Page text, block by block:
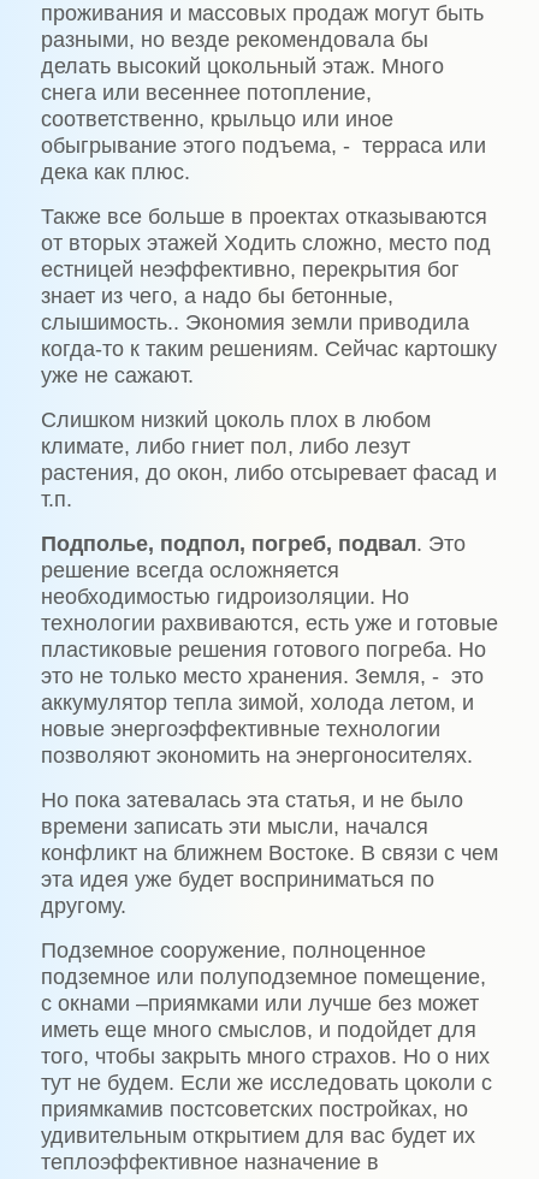
проживания и массовых продаж могут быть
разными, но везде рекомендовала бы
делать высокий цокольный этаж. Много
снега или весеннее потопление,
соответственно, крыльцо или иное
обыгрывание этого подъема, - терраса или
дека как плюс.
Также все больше в проектах отказываются
от вторых этажей Ходить сложно, место под
естницей неэффективно, перекрытия бог
знает из чего, а надо бы бетонные,
слышимость.. Экономия земли приводила
когда-то к таким решениям. Сейчас картошку
уже не сажают.
Слишком низкий цоколь плох в любом
климате, либо гниет пол, либо лезут
растения, до окон, либо отсыревает фасад и
т.п.
Подполье, подпол, погреб, подвал. Это
решение всегда осложняется
необходимостью гидроизоляции. Но
технологии рахвиваются, есть уже и готовые
пластиковые решения готового погреба. Но
это не только место хранения. Земля, - это
аккумулятор тепла зимой, холода летом, и
новые энергоэффективные технологии
позволяют экономить на энергоносителях.
Но пока затевалась эта статья, и не было
времени записать эти мысли, начался
конфликт на ближнем Востоке. В связи с чем
эта идея уже будет восприниматься по
другому.
Подземное сооружение, полноценное
подземное или полуподземное помещение,
с окнами –приямками или лучше без может
иметь еще много смыслов, и подойдет для
того, чтобы закрыть много страхов. Но о них
тут не будем. Если же исследовать цоколи с
приямкамив постсоветских постройках, но
удивительным открытием для вас будет их
теплоэффективное назначение в